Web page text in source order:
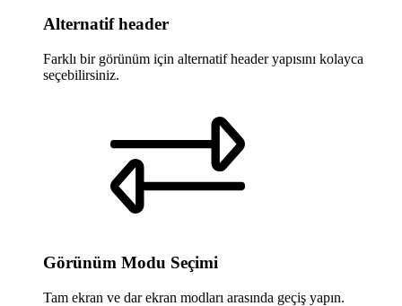
Alternatif header
Farklı bir görünüm için alternatif header yapısını kolayca
seçebilirsiniz.
Görünüm Modu Seçimi
Tam ekran ve dar ekran modları arasında geçiş yapın.